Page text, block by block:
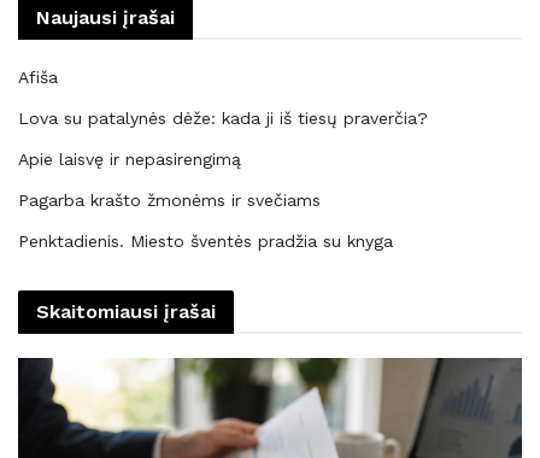
Naujausi įrašai
Afiša
Lova su patalynės dėže: kada ji iš tiesų praverčia?
Apie laisvę ir nepasirengimą
Pagarba krašto žmonėms ir svečiams
Penktadienis. Miesto šventės pradžia su knyga
Skaitomiausi įrašai